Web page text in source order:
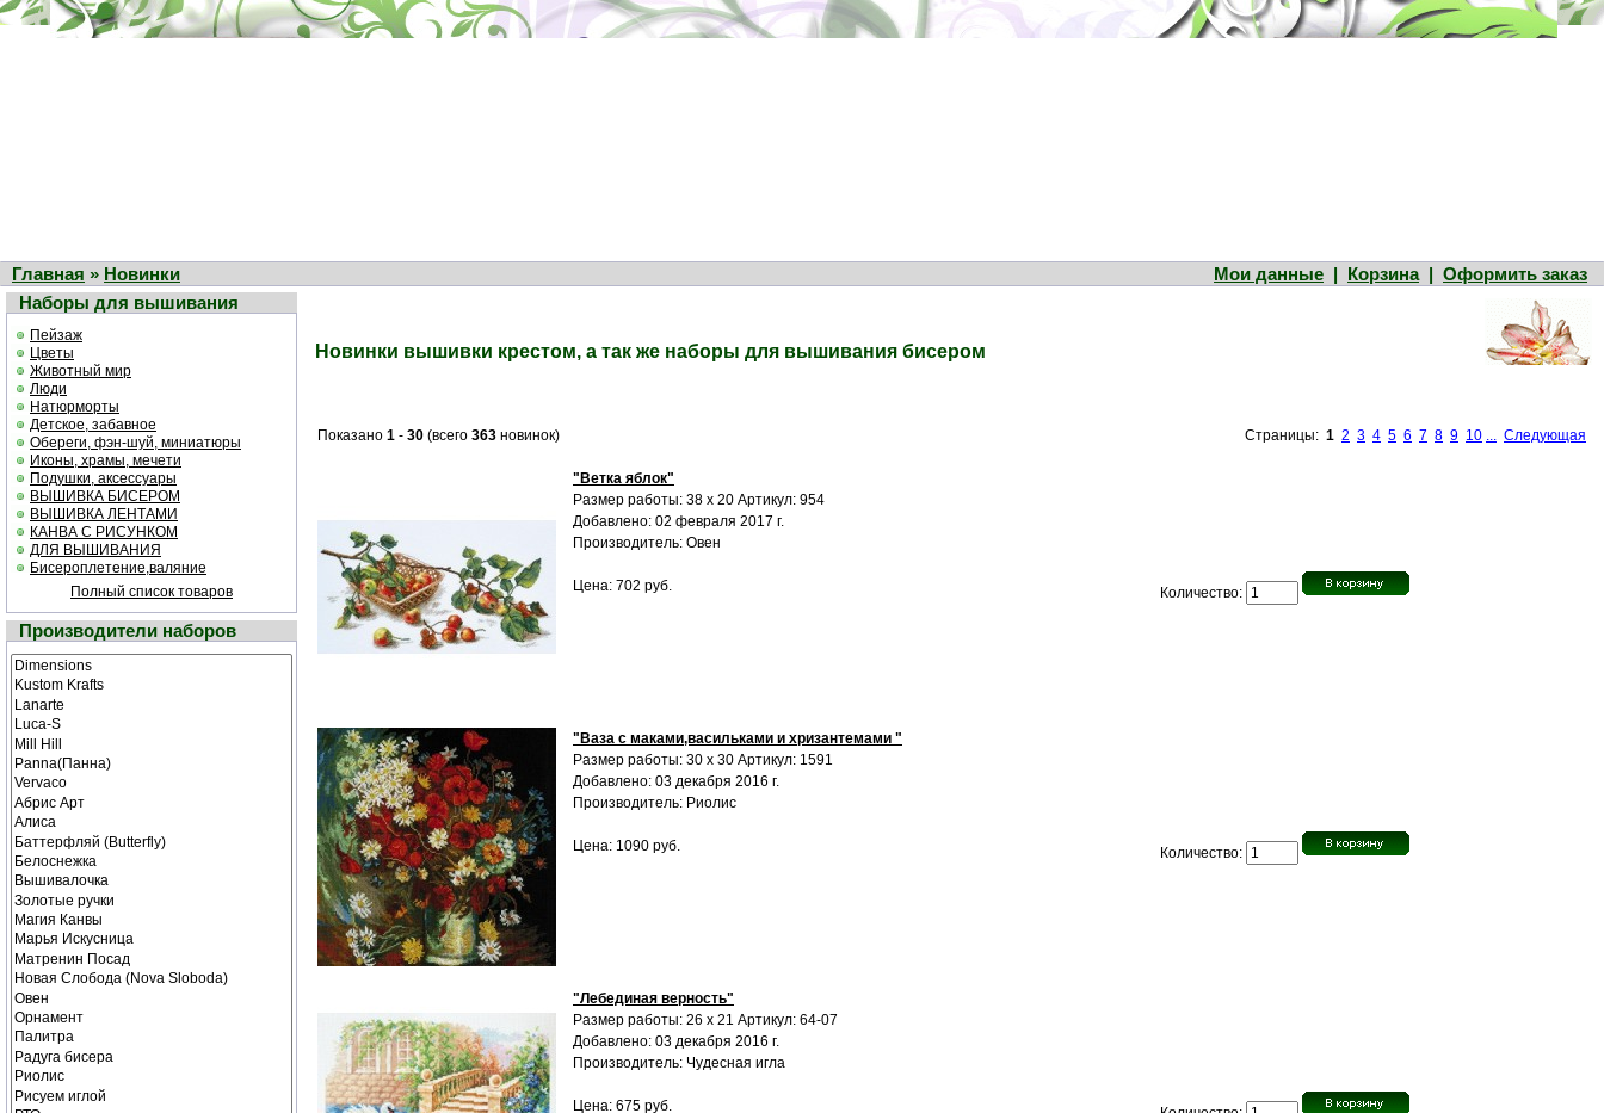
Главная » Новинки Мои данные | Корзина| Оформить заказ
Наборы для вышивания
Пейзаж
Цветы
Животный мир
Люди
Натюрморты
Детское, забавное
Обереги, фэн-шуй, миниатюры
Иконы, храмы, мечети
Подушки, аксессуары
ВЫШИВКА БИСЕРОМ
ВЫШИВКА ЛЕНТАМИ
КАНВА С РИСУНКОМ
ДЛЯ ВЫШИВАНИЯ
Бисероплетение,валяние
Полный список товаров
Производители наборов
Новинки вышивки крестом, а так же наборы для вышивания бисером
Показано 1 - 30 (всего 363 новинок) Страницы: 1 2 3 4 5 6 7 8 9 10 ... Следующая
"Ветка яблок"
Размер работы: 38 х 20 Артикул: 954
Добавлено: 02 февраля 2017 г.
Производитель: Овен
Цена: 702 руб. Количество:
"Ваза с маками,васильками и хризантемами "
Размер работы: 30 х 30 Артикул: 1591
Добавлено: 03 декабря 2016 г.
Производитель: Риолис
Цена: 1090 руб. Количество:
"Лебединая верность"
Размер работы: 26 х 21 Артикул: 64-07
Добавлено: 03 декабря 2016 г.
Производитель: Чудесная игла
Цена: 675 руб.